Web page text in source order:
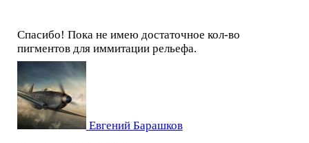
Спасибо! Пока не имею достаточное кол-во
пигментов для иммитации рельефа.
Евгений Барашков